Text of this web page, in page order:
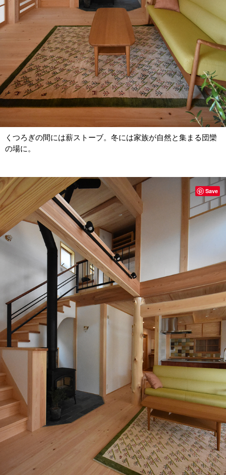
くつろぎの間には薪ストーブ。冬には家族が自然と集まる団欒
の場に。
Save